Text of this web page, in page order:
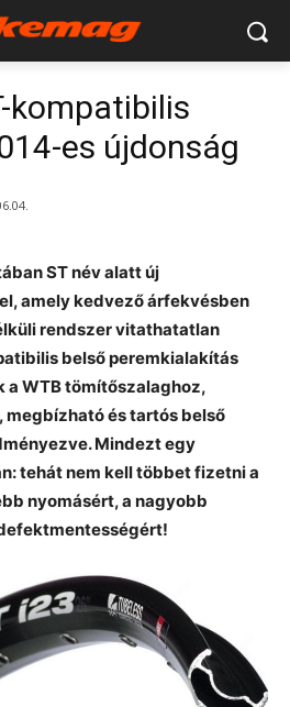
kompatibilis
es újdonság
ST név alatt új
amely kedvező árfekvésben
rendszer vitathatatlan
belső peremkialakítás
WTB tömítőszalaghoz,
és tartós belső
Mindezt egy
tehát nem kell többet fizetni a
nyomásért, a nagyobb